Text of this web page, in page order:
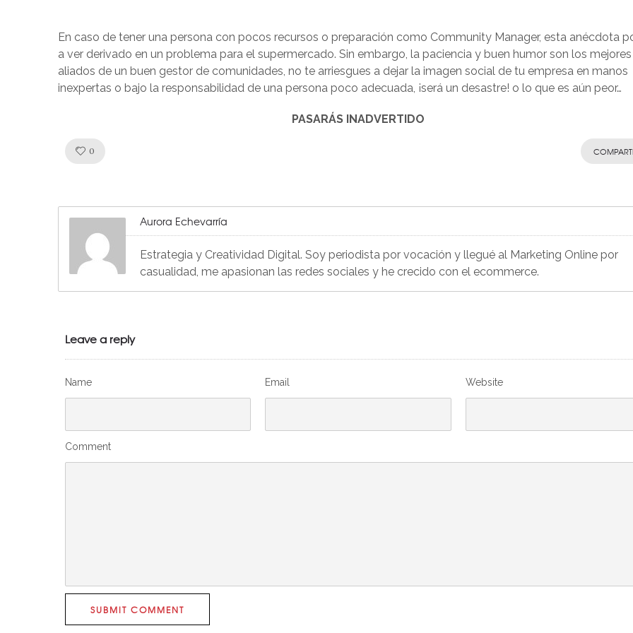
En caso de tener una persona con pocos recursos o preparación como Community Manager, esta anécdota
a ver derivado en un problema para el supermercado. Sin embargo, la paciencia y buen humor son los mejores
aliados de un buen gestor de comunidades, no te arriesgues a dejar la imagen social de tu empresa en manos
inexpertas o bajo la responsabilidad de una persona poco adecuada, ¡será un desastre! o lo que es aún peor…
PASARÁS INADVERTIDO
0
Aurora Echevarría
Estrategia y Creatividad Digital. Soy periodista por vocación y llegué al Marketing Online por
casualidad, me apasionan las redes sociales y he crecido con el ecommerce.
Leave a reply
Name Email Website
Comment
SUBMIT COMMENT